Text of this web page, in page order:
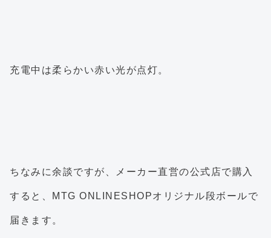
充電中は柔らかい赤い光が点灯。
ちなみに余談ですが、メーカー直営の公式店で購入
すると、MTG ONLINESHOPオリジナル段ボールで
届きます。